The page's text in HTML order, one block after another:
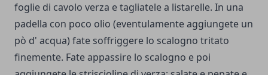
foglie di cavolo verza e tagliatele a listarelle. In una
padella con poco olio (eventulamente aggiungete un
pò d' acqua) fate soffriggere lo scalogno tritato
finemente. Fate appassire lo scalogno e poi